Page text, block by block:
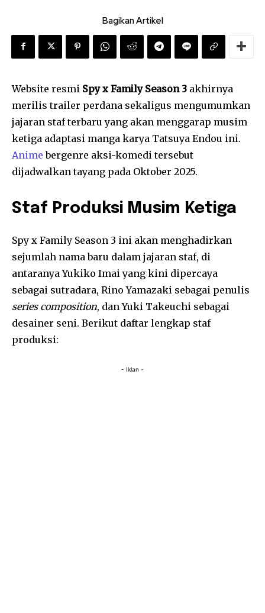
Bagikan Artikel
Website resmi Spy x Family Season 3 akhirnya
merilis trailer perdana sekaligus mengumumkan
jajaran staf terbaru yang akan menggarap musim
ketiga adaptasi manga karya Tatsuya Endou ini.
Anime bergenre aksi-komedi tersebut
dijadwalkan tayang pada Oktober 2025.
Staf Produksi Musim Ketiga
Spy x Family Season 3 ini akan menghadirkan
sejumlah nama baru dalam jajaran staf, di
antaranya Yukiko Imai yang kini dipercaya
sebagai sutradara, Rino Yamazaki sebagai penulis
series composition, dan Yuki Takeuchi sebagai
desainer seni. Berikut daftar lengkap staf
produksi:
- Iklan -